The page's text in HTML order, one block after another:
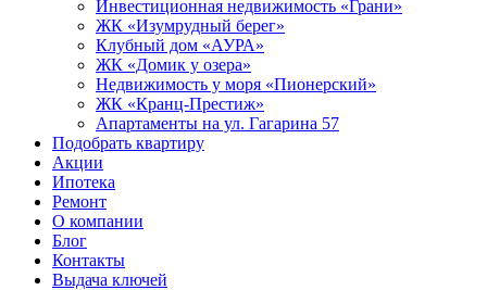
Инвестиционная недвижимость «Грани»
ЖК «Изумрудный берег»
Клубный дом «АУРА»
ЖК «Домик у озера»
Недвижимость у моря «Пионерский»
ЖК «Кранц-Престиж»
Апартаменты на ул. Гагарина 57
Подобрать квартиру
Акции
Ипотека
Ремонт
О компании
Блог
Контакты
Выдача ключей